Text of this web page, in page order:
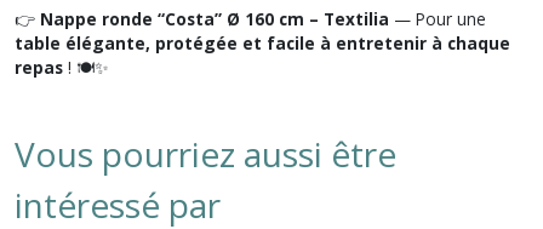
👉 Nappe ronde “Costa” Ø 160 cm – Textilia — Pour une
table élégante, protégée et facile à entretenir à chaque
repas ! 🍽️✨
Vous pourriez aussi être
intéressé par